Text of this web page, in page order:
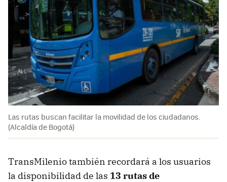
Las rutas buscan facilitar la movilidad de los ciudadanos.
(Alcaldía de Bogotá)
TransMilenio también recordará a los usuarios
la disponibilidad de las 13 rutas de